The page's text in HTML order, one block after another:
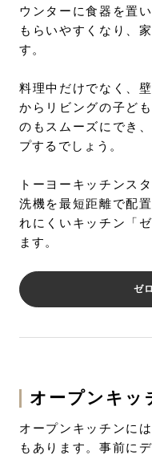
ウンターに食器を置
もらいやすくなり、
す。
料理中だけでなく、
からリビングの子ど
のもスムーズにでき
プするでしょう。
トーヨーキッチンス
洗機を最短距離で配
れにくいキッチン「
ます。
ゼ
オープンキッ
オープンキッチンに
もあります。事前に